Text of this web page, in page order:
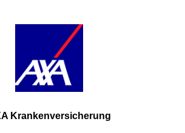
Krankenversicherung